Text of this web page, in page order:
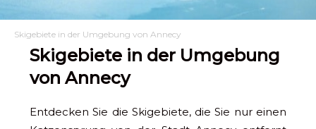
Skigebiete in der Umgebung von Annecy
Skigebiete in der Umgebung
von Annecy
Entdecken Sie die Skigebiete, die Sie nur einen